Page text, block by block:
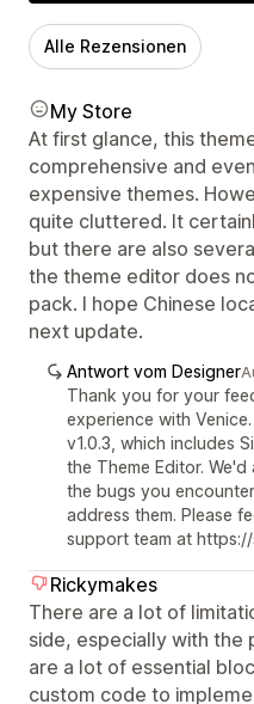
Alle Rezensionen
My Store
At first glance, this
comprehensive and
expensive themes.
quite cluttered. It
but there are also
the theme editor does
pack. I hope Chinese
next update.
Antwort vom Designer
Thank you for your
experience with
v1.0.3, which includes
the Theme Editor.
the bugs you
address them. Please
support team at
Rickymakes
There are a lot of
side, especially with
are a lot of essential
custom code to